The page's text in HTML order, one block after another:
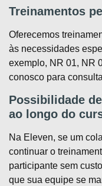
Treinamentos
Oferecemos
às necessidades
exemplo, NR 01, NR
conosco para
Possibilidade
ao longo do
Na Eleven, se um
continuar o
participante sem
que sua equipe se